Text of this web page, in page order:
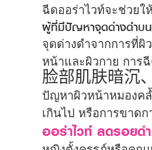
ฉีดออร่าไวท์จะช่วยใ
ผู้ที่มีปัญหาจุดด่างดำบ
จุดด่างดำจากการที่ผิ
หน้าและผิวกาย การ
脸部肌肤暗沉
ปัญหาผิวหน้าหมองค
เกินไป หรือการขาด
ออร่าไวท์ ลดรอยด